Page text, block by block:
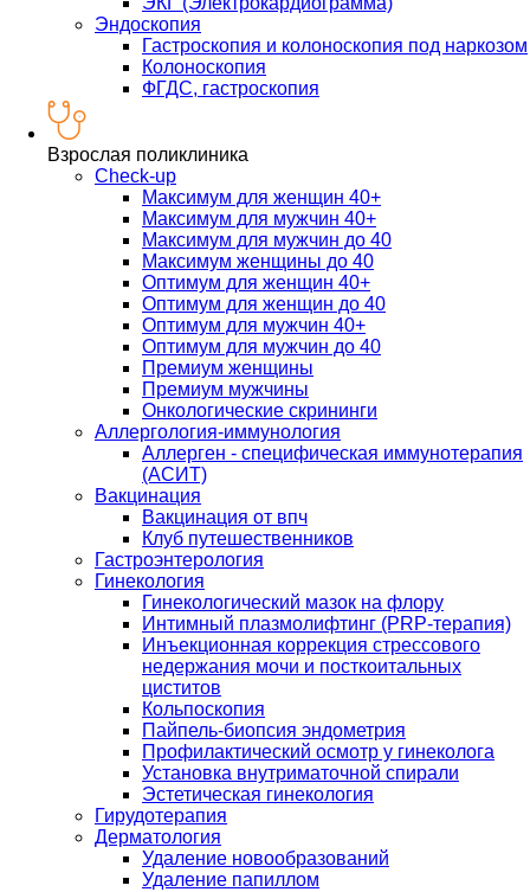
Эндоскопия
Гастроскопия и колоноскопия под наркозом
Колоноскопия
ФГДС, гастроскопия
Взрослая поликлиника
Check-up
Максимум для женщин 40+
Максимум для мужчин 40+
Максимум для мужчин до 40
Максимум женщины до 40
Оптимум для женщин 40+
Оптимум для женщин до 40
Оптимум для мужчин 40+
Оптимум для мужчин до 40
Премиум женщины
Премиум мужчины
Онкологические скрининги
Аллергология-иммунология
Аллерген - специфическая иммунотерапия
(АСИТ)
Вакцинация
Вакцинация от впч
Клуб путешественников
Гастроэнтерология
Гинекология
Гинекологический мазок на флору
Интимный плазмолифтинг (PRP-терапия)
Инъекционная коррекция стрессового
недержания мочи и посткоитальных
циститов
Кольпоскопия
Пайпель-биопсия эндометрия
Профилактический осмотр у гинеколога
Установка внутриматочной спирали
Эстетическая гинекология
Гирудотерапия
Дерматология
Удаление новообразований
Удаление папиллом